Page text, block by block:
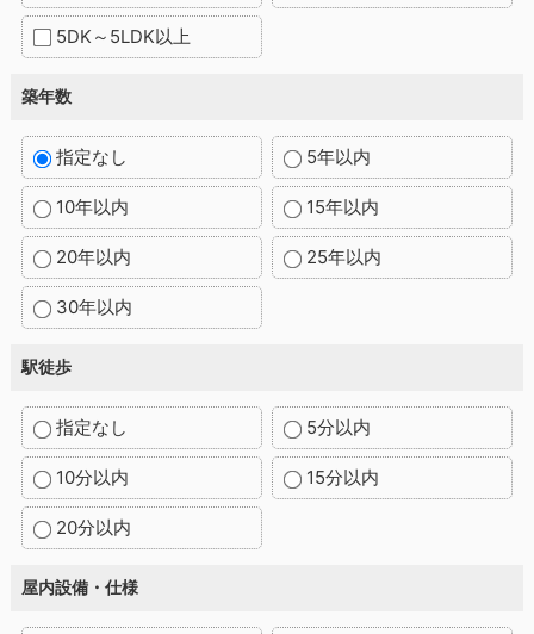
5DK～5LDK以上
築年数
指定なし 5年以内
10年以内 15年以内
20年以内 25年以内
30年以内
駅徒歩
指定なし 5分以内
10分以内 15分以内
20分以内
屋内設備・仕様